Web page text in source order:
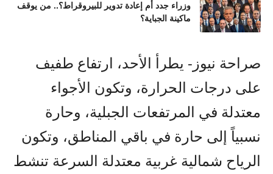
وزراء جدد أم إعادة تدوير للبيروقراط؟.. من يوقف
ماكينة الجباية؟
صراحة نيوز- يطرأ الأحد، ارتفاع طفيف
على درجات الحرارة، وتكون الأجواء
معتدلة في المرتفعات الجبلية، وحارة
نسبياً إلى حارة في باقي المناطق، وتكون
الرياح شمالية غربية معتدلة السرعة تنشط